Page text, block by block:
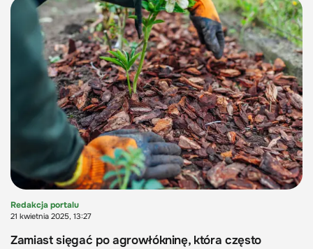
Redakcja portalu
21 kwietnia 2025, 13:27
Zamiast sięgać po agrowłókninę, która często